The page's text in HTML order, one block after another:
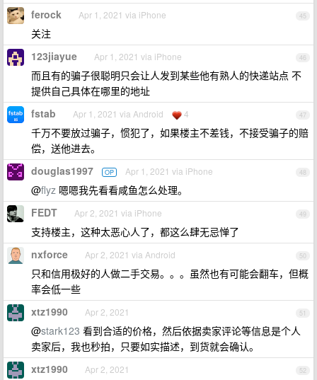
45
ferock Apr 1, 2021 via iPhone
关注
46
123jiayue Apr 1, 2021 via iPhone
而且有的骗子很聪明只会让人发到某些他有熟人的快递站点 不
提供自己具体在哪里的地址
47
fstab Apr 1, 2021 via Android 4
千万不要放过骗子，惯犯了，如果楼主不差钱，不接受骗子的赔
偿，送他进去。
48
douglas1997 OP Apr 1, 2021 via iPhone
@flyz 嗯嗯我先看看咸鱼怎么处理。
49
FEDT Apr 2, 2021 via iPhone
支持楼主，这种太恶心人了，都这么肆无忌惮了
50
nxforce Apr 2, 2021 via Android
只和信用极好的人做二手交易。。。虽然也有可能会翻车，但概
率会低一些
51
xtz1990 Apr 2, 2021
@stark123 看到合适的价格，然后依据卖家评论等信息是个人
卖家后，我也秒拍，只要如实描述，到货就会确认。
52
xtz1990 Apr 2, 2021